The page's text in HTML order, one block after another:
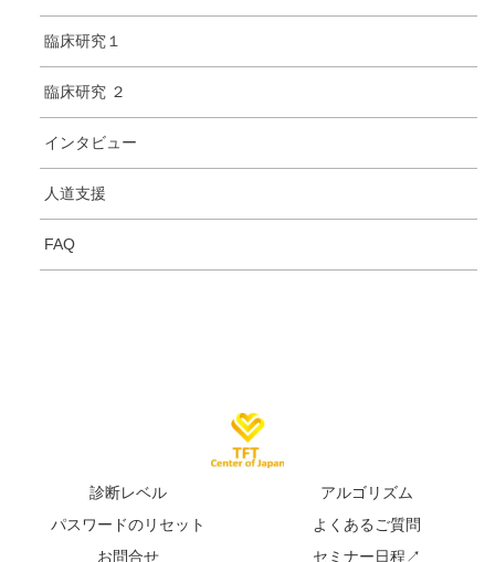
臨床研究１
臨床研究 ２
インタビュー
人道支援
FAQ
診断レベル
アルゴリズム
パスワードのリセット
よくあるご質問
お問合せ
セミナー日程↗︎